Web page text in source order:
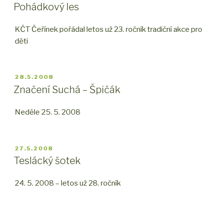
Pohádkový les
KČT Čeřínek pořádal letos už 23. ročník tradiční akce pro
děti
PUBLIKOVÁNO
28.5.2008
Značení Suchá – Špičák
Neděle 25. 5. 2008
PUBLIKOVÁNO
27.5.2008
Teslácký šotek
24. 5. 2008 – letos už 28. ročník